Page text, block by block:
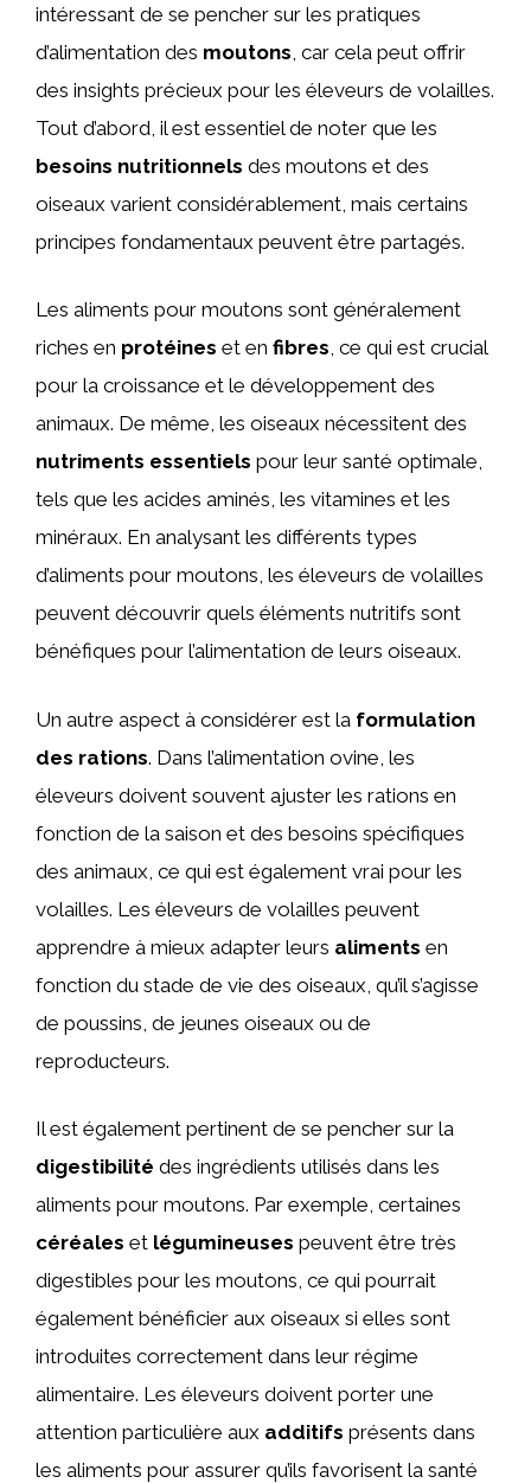
intéressant de se pencher sur les pratiques
d’alimentation des moutons , car cela peut offrir
des insights précieux pour les éleveurs de volailles.
Tout d’abord, il est essentiel de noter que les
besoins nutritionnels des moutons et des
oiseaux varient considérablement, mais certains
principes fondamentaux peuvent être partagés.
Les aliments pour moutons sont généralement
riches en protéines et en fibres, ce qui est crucial
pour la croissance et le développement des
animaux. De même, les oiseaux nécessitent des
nutriments essentiels pour leur santé optimale,
tels que les acides aminés, les vitamines et les
minéraux. En analysant les différents types
d’aliments pour moutons, les éleveurs de volailles
peuvent découvrir quels éléments nutritifs sont
bénéfiques pour l’alimentation de leurs oiseaux.
Un autre aspect à considérer est la formulation
des rations. Dans l’alimentation ovine, les
éleveurs doivent souvent ajuster les rations en
fonction de la saison et des besoins spécifiques
des animaux, ce qui est également vrai pour les
volailles. Les éleveurs de volailles peuvent
apprendre à mieux adapter leurs aliments en
fonction du stade de vie des oiseaux, qu’il s’agisse
de poussins, de jeunes oiseaux ou de
reproducteurs.
Il est également pertinent de se pencher sur la
digestibilité des ingrédients utilisés dans les
aliments pour moutons. Par exemple, certaines
céréales et légumineuses peuvent être très
digestibles pour les moutons, ce qui pourrait
également bénéficier aux oiseaux si elles sont
introduites correctement dans leur régime
alimentaire. Les éleveurs doivent porter une
attention particulière aux additifs présents dans
les aliments pour assurer qu’ils favorisent la santé